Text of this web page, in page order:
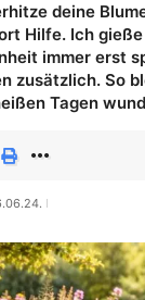
deine
Hilfe. Ich
immer erst
zusätzlich. So
Tagen